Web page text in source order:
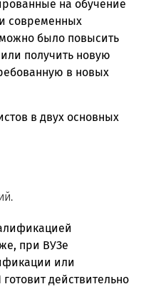
на обучение
современных
было повысить
получить новую
в новых
в двух основных
при ВУЗе
или
действительно